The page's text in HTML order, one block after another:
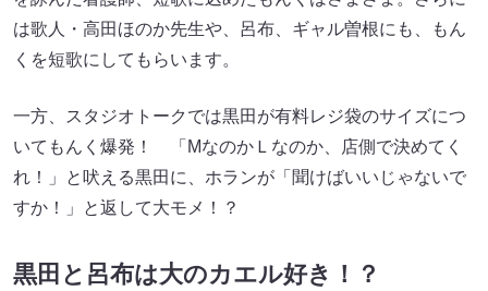
は歌人・高田ほのか先生や、呂布、ギャル曽根にも、もん
くを短歌にしてもらいます。
一方、スタジオトークでは黒田が有料レジ袋のサイズにつ
いてもんく爆発！ 「МなのかＬなのか、店側で決めてく
れ！」と吠える黒田に、ホランが「聞けばいいじゃないで
すか！」と返して大モメ！？
黒田と呂布は大のカエル好き！？